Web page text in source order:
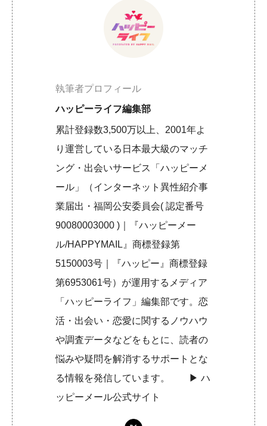
執筆者プロフィール
ハッピーライフ編集部
累計登録数3,500万以上、2001年よ
り運営している日本最大級のマッチ
ング・出会いサービス「ハッピーメ
ール」（インターネット異性紹介事
業届出・福岡公安委員会( 認定番号
90080003000 )｜『ハッピーメー
ル/HAPPYMAIL』商標登録第
5150003号｜『ハッピー』商標登録
第6953061号）が運用するメディア
「ハッピーライフ」編集部です。恋
活・出会い・恋愛に関するノウハウ
や調査データなどをもとに、読者の
悩みや疑問を解消するサポートとな
る情報を発信しています。 ▶︎ハ
ッピーメール公式サイト